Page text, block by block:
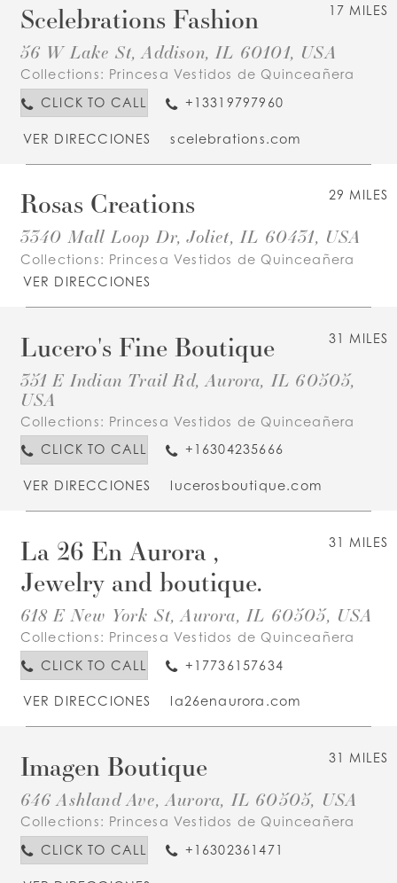
17 MILES
Scelebrations Fashion
56 W Lake St, Addison, IL 60101, USA
Collections: Princesa Vestidos de Quinceañera
CLICK TO CALL
+13319797960
VER DIRECCIONES scelebrations.com
29 MILES
Rosas Creations
3340 Mall Loop Dr, Joliet, IL 60431, USA
Collections: Princesa Vestidos de Quinceañera
VER DIRECCIONES
31 MILES
Lucero's Fine Boutique
351 E Indian Trail Rd, Aurora, IL 60505,
USA
Collections: Princesa Vestidos de Quinceañera
CLICK TO CALL
+16304235666
VER DIRECCIONES lucerosboutique.com
31 MILES
La 26 En Aurora ,
Jewelry and boutique.
618 E New York St, Aurora, IL 60505, USA
Collections: Princesa Vestidos de Quinceañera
CLICK TO CALL
+17736157634
VER DIRECCIONES la26enaurora.com
31 MILES
Imagen Boutique
646 Ashland Ave, Aurora, IL 60505, USA
Collections: Princesa Vestidos de Quinceañera
CLICK TO CALL
+16302361471